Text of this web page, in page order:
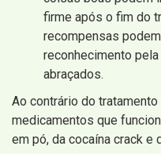
firme após o fim do
recompensas
reconhecimento
abraçados.
Ao contrário do
medicamentos que
em pó, da cocaína crack e